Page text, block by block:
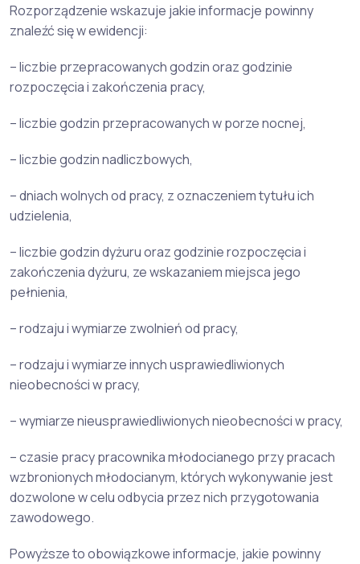
Rozporządzenie wskazuje jakie informacje powinny
znaleźć się w ewidencji:
– liczbie przepracowanych godzin oraz godzinie
rozpoczęcia i zakończenia pracy,
– liczbie godzin przepracowanych w porze nocnej,
– liczbie godzin nadliczbowych,
– dniach wolnych od pracy, z oznaczeniem tytułu ich
udzielenia,
– liczbie godzin dyżuru oraz godzinie rozpoczęcia i
zakończenia dyżuru, ze wskazaniem miejsca jego
pełnienia,
– rodzaju i wymiarze zwolnień od pracy,
– rodzaju i wymiarze innych usprawiedliwionych
nieobecności w pracy,
– wymiarze nieusprawiedliwionych nieobecności w pracy,
– czasie pracy pracownika młodocianego przy pracach
wzbronionych młodocianym, których wykonywanie jest
dozwolone w celu odbycia przez nich przygotowania
zawodowego.
Powyższe to obowiązkowe informacje, jakie powinny